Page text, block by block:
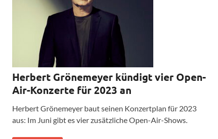
Herbert Grönemeyer kündigt vier Open-
Air-Konzerte für 2023 an
Herbert Grönemeyer baut seinen Konzertplan für 2023
aus: Im Juni gibt es vier zusätzliche Open-Air-Shows.